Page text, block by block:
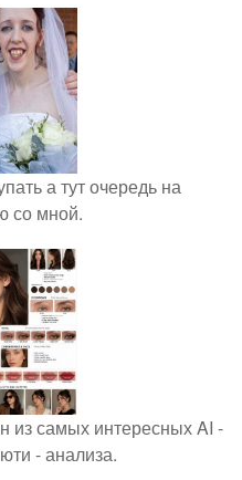
а тут очередь на
со мной.
из самых интересных AI -
- анализа.